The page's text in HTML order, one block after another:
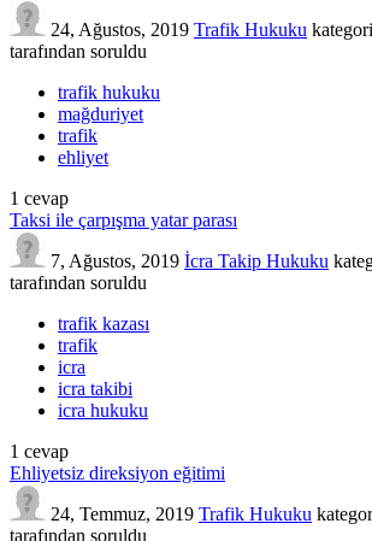
24, Ağustos, 2019 Trafik Hukuku
tarafından soruldu
trafik hukuku
mağduriyet
trafik
ehliyet
1 cevap
Taksi ile çarpışma yatar parası
7, Ağustos, 2019 İcra Takip Hukuku
tarafından soruldu
trafik kazası
trafik
icra
icra takibi
icra hukuku
1 cevap
Ehliyetsiz direksiyon eğitimi
24, Temmuz, 2019 Trafik Hukuku
tarafından soruldu